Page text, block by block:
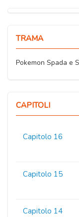
TRAMA
Pokemon Spada e
CAPITOLI
Capitolo 16
Capitolo 15
Capitolo 14